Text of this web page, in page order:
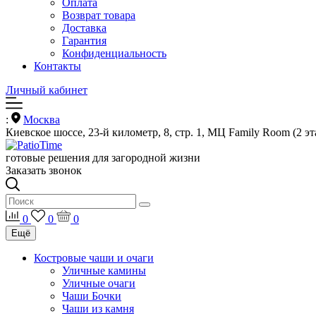
Оплата
Возврат товара
Доставка
Гарантия
Конфиденциальность
Контакты
Личный кабинет
:
Москва
Киевское шоссе, 23-й километр, 8, стр. 1, МЦ Family Room (2
готовые решения для загородной жизни
Заказать звонок
0 0 0
Ещё
Костровые чаши и очаги
Уличные камины
Уличные очаги
Чаши Бочки
Чаши из камня